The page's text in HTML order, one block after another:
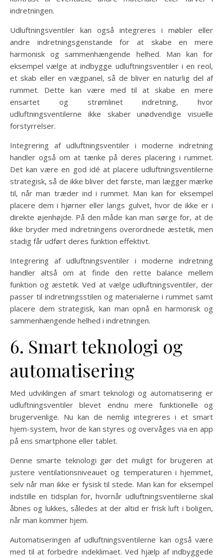
indretningen.
Udluftningsventiler kan også integreres i møbler eller
andre indretningsgenstande for at skabe en mere
harmonisk og sammenhængende helhed. Man kan for
eksempel vælge at indbygge udluftningsventiler i en reol,
et skab eller en vægpanel, så de bliver en naturlig del af
rummet. Dette kan være med til at skabe en mere
ensartet og strømlinet indretning, hvor
udluftningsventilerne ikke skaber unødvendige visuelle
forstyrrelser.
Integrering af udluftningsventiler i moderne indretning
handler også om at tænke på deres placering i rummet.
Det kan være en god idé at placere udluftningsventilerne
strategisk, så de ikke bliver det første, man lægger mærke
til, når man træder ind i rummet. Man kan for eksempel
placere dem i hjørner eller langs gulvet, hvor de ikke er i
direkte øjenhøjde. På den måde kan man sørge for, at de
ikke bryder med indretningens overordnede æstetik, men
stadig får udført deres funktion effektivt.
Integrering af udluftningsventiler i moderne indretning
handler altså om at finde den rette balance mellem
funktion og æstetik. Ved at vælge udluftningsventiler, der
passer til indretningsstilen og materialerne i rummet samt
placere dem strategisk, kan man opnå en harmonisk og
sammenhængende helhed i indretningen.
6. Smart teknologi og
automatisering
Med udviklingen af smart teknologi og automatisering er
udluftningsventiler blevet endnu mere funktionelle og
brugervenlige. Nu kan de nemlig integreres i et smart
hjem-system, hvor de kan styres og overvåges via en app
på ens smartphone eller tablet.
Denne smarte teknologi gør det muligt for brugeren at
justere ventilationsniveauet og temperaturen i hjemmet,
selv når man ikke er fysisk til stede. Man kan for eksempel
indstille en tidsplan for, hvornår udluftningsventilerne skal
åbnes og lukkes, således at der altid er frisk luft i boligen,
når man kommer hjem.
Automatiseringen af udluftningsventilerne kan også være
med til at forbedre indeklimaet. Ved hjælp af indbyggede